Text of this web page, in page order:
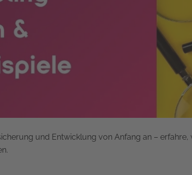
und Entwicklung von Anfang an – erfahre,